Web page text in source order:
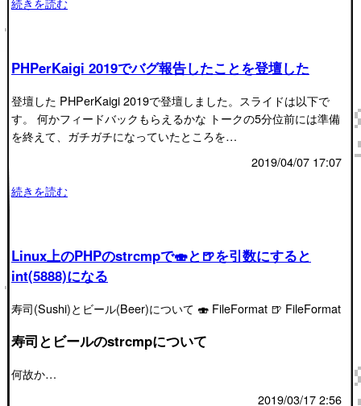
PHPerKaigi 2019でバグ報告したことを登壇した
登壇した PHPerKaigi 2019で登壇しました。スライドは以下で
す。 何かフィードバックもらえるかな トークの5分位前には準備
を終えて、ガチガチになっていたところを…
2019/04/07 17:07
続きを読む
Linux上のPHPのstrcmpで🍣と🍺を引数にすると
int(5888)になる
寿司(Sushi)とビール(Beer)について 🍣 FileFormat 🍺 FileFormat
寿司とビールのstrcmpについて
何故か…
2019/03/17 2:56